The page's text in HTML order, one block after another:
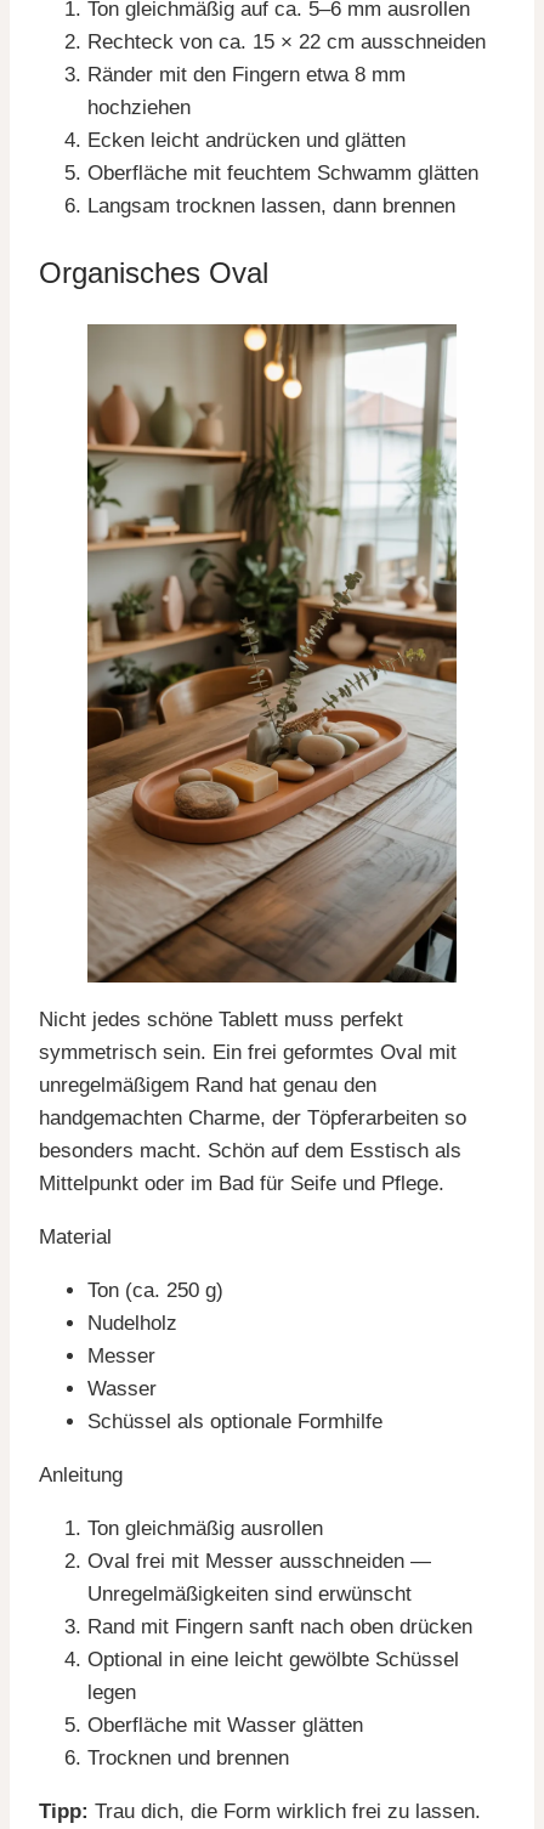
Ton gleichmäßig auf ca. 5–6 mm ausrollen
Rechteck von ca. 15 × 22 cm ausschneiden
Ränder mit den Fingern etwa 8 mm
hochziehen
Ecken leicht andrücken und glätten
Oberfläche mit feuchtem Schwamm glätten
Langsam trocknen lassen, dann brennen
Organisches Oval
Nicht jedes schöne Tablett muss perfekt
symmetrisch sein. Ein frei geformtes Oval mit
unregelmäßigem Rand hat genau den
handgemachten Charme, der Töpferarbeiten so
besonders macht. Schön auf dem Esstisch als
Mittelpunkt oder im Bad für Seife und Pflege.
Material
Ton (ca. 250 g)
Nudelholz
Messer
Wasser
Schüssel als optionale Formhilfe
Anleitung
Ton gleichmäßig ausrollen
Oval frei mit Messer ausschneiden —
Unregelmäßigkeiten sind erwünscht
Rand mit Fingern sanft nach oben drücken
Optional in eine leicht gewölbte Schüssel
legen
Oberfläche mit Wasser glätten
Trocknen und brennen
Tipp: Trau dich, die Form wirklich frei zu lassen.